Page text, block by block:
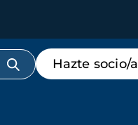
Menú
de
destacados
Hazte socio/a